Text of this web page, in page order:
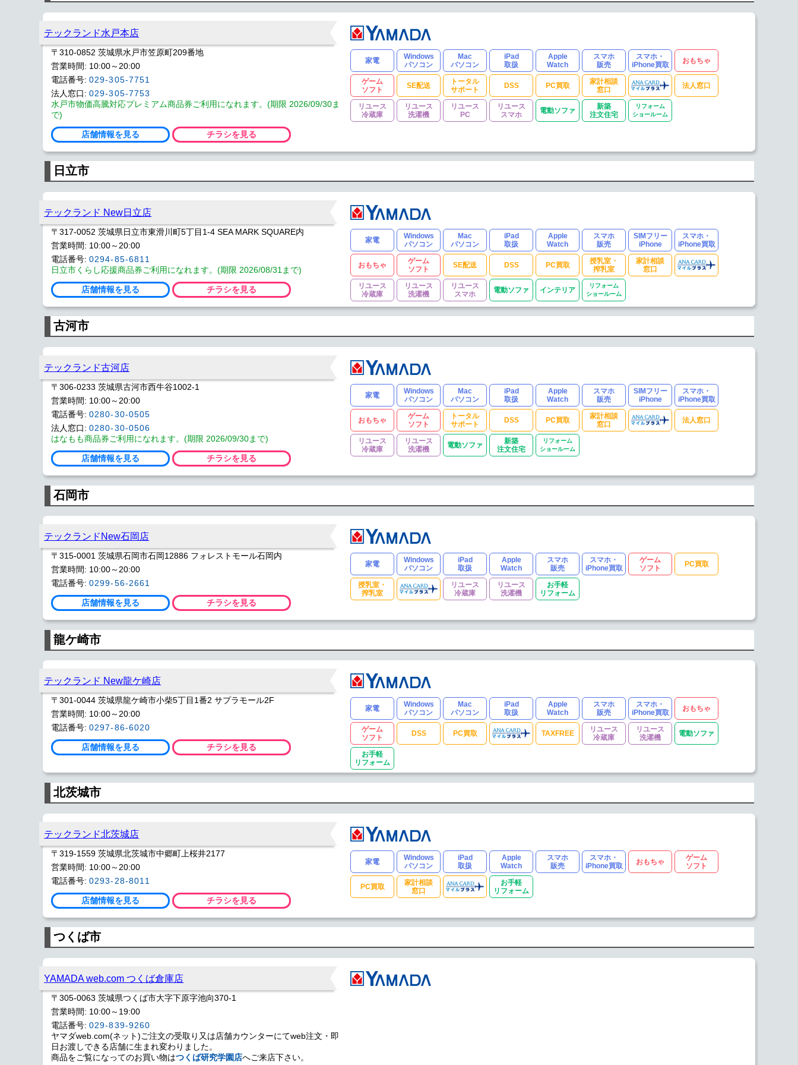
テックランド水戸本店
〒310-0852 茨城県水戸市笠原町209番地
営業時間: 10:00～20:00
電話番号: 029-305-7751
法人窓口: 029-305-7753
水戸市物価高騰対応プレミアム商品券ご利用になれます。(期限 2026/09/30ま
で)
店舗情報を見る チラシを見る
家電
Windows
パソコン
Mac
パソコン
iPad
取扱
Apple
Watch
スマホ
販売
スマホ・
iPhone買取
おもちゃ
ゲーム
ソフト
SE配送
トータル
サポート
DSS PC買取
家計相談
窓口
法人窓口
リユース
冷蔵庫
リユース
洗濯機
リユース
PC
リユース
スマホ
電動ソファ
新築
注文住宅
リフォーム
ショールーム
日立市
テックランド New日立店
〒317-0052 茨城県日立市東滑川町5丁目1-4 SEA MARK SQUARE内
営業時間: 10:00～20:00
電話番号: 0294-85-6811
日立市くらし応援商品券ご利用になれます。(期限 2026/08/31まで)
店舗情報を見る チラシを見る
家電
Windows
パソコン
Mac
パソコン
iPad
取扱
Apple
Watch
スマホ
販売
SIMフリー
iPhone
スマホ・
iPhone買取
おもちゃ
ゲーム
ソフト
SE配送 DSS PC買取
授乳室・
搾乳室
家計相談
窓口
リユース
冷蔵庫
リユース
洗濯機
リユース
スマホ
電動ソファ インテリア
リフォーム
ショールーム
古河市
テックランド古河店
〒306-0233 茨城県古河市西牛谷1002-1
営業時間: 10:00～20:00
電話番号: 0280-30-0505
法人窓口: 0280-30-0506
はなもも商品券ご利用になれます。(期限 2026/09/30まで)
店舗情報を見る チラシを見る
家電
Windows
パソコン
Mac
パソコン
iPad
取扱
Apple
Watch
スマホ
販売
SIMフリー
iPhone
スマホ・
iPhone買取
おもちゃ
ゲーム
ソフト
トータル
サポート
DSS PC買取
家計相談
窓口
法人窓口
リユース
冷蔵庫
リユース
洗濯機
電動ソファ
新築
注文住宅
リフォーム
ショールーム
石岡市
テックランドNew石岡店
〒315-0001 茨城県石岡市石岡12886 フォレストモール石岡内
営業時間: 10:00～20:00
電話番号: 0299-56-2661
店舗情報を見る チラシを見る
家電
Windows
パソコン
iPad
取扱
Apple
Watch
スマホ
販売
スマホ・
iPhone買取
ゲーム
ソフト
PC買取
授乳室・
搾乳室
リユース
冷蔵庫
リユース
洗濯機
お手軽
リフォーム
龍ケ崎市
テックランド New龍ケ崎店
〒301-0044 茨城県龍ケ崎市小柴5丁目1番2 サプラモール2F
営業時間: 10:00～20:00
電話番号: 0297-86-6020
店舗情報を見る チラシを見る
家電
Windows
パソコン
Mac
パソコン
iPad
取扱
Apple
Watch
スマホ
販売
スマホ・
iPhone買取
おもちゃ
ゲーム
ソフト
DSS PC買取 TAXFREE
リユース
冷蔵庫
リユース
洗濯機
電動ソファ
お手軽
リフォーム
北茨城市
テックランド北茨城店
〒319-1559 茨城県北茨城市中郷町上桜井2177
営業時間: 10:00～20:00
電話番号: 0293-28-8011
店舗情報を見る チラシを見る
家電
Windows
パソコン
iPad
取扱
Apple
Watch
スマホ
販売
スマホ・
iPhone買取
おもちゃ
ゲーム
ソフト
PC買取
家計相談
窓口
お手軽
リフォーム
つくば市
YAMADA web.com つくば倉庫店
〒305-0063 茨城県つくば市大字下原字池向370-1
営業時間: 10:00～19:00
電話番号: 029-839-9260
ヤマダweb.com(ネット)ご注文の受取り又は店舗カウンターにてweb注文・即
日お渡しできる店舗に生まれ変わりました。
商品をご覧になってのお買い物はつくば研究学園店へご来店下さい。